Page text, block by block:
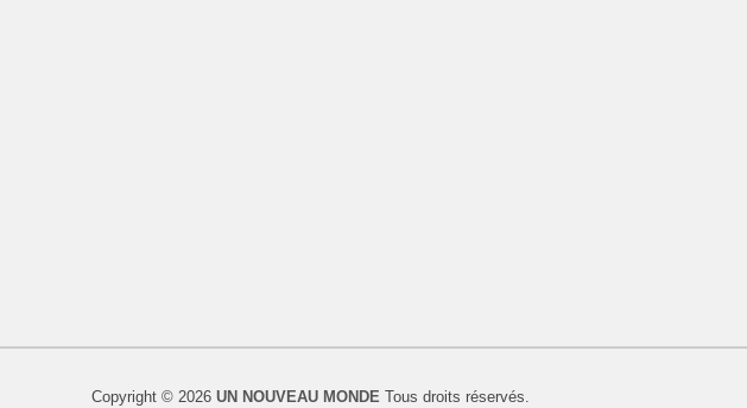
Copyright © 2026 UN NOUVEAU MONDE Tous droits réservés.